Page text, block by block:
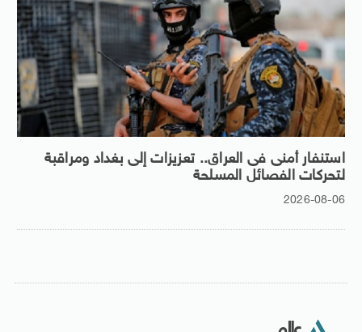
استنفار أمنى فى العراق.. تعزيزات إلى بغداد ومراقبة
لتحركات الفصائل المسلحة
2026-08-06